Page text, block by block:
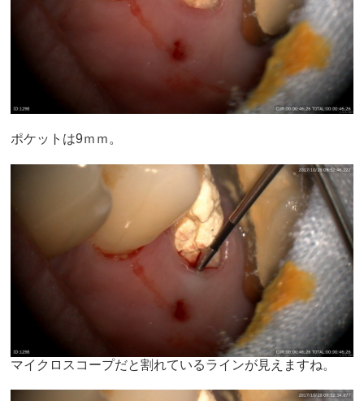
ポケットは9ｍｍ。
マイクロスコープだと割れているラインが見えますね。